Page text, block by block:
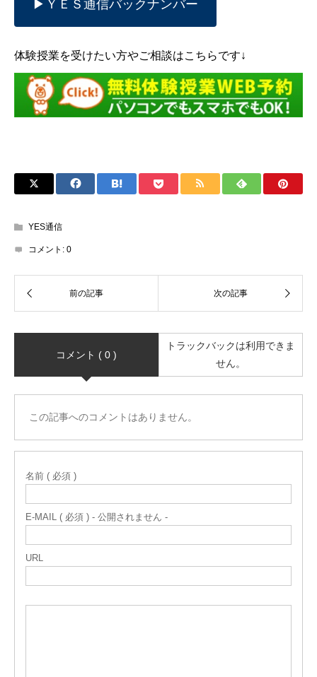
▶ＹＥＳ通信バックナンバー
体験授業を受けたい方やご相談はこちらです↓
YES通信
コメント: 0
コメント ( 0 )
トラックバックは利用できま
せん。
この記事へのコメントはありません。
名前 ( 必須 )
E-MAIL ( 必須 ) - 公開されません -
URL